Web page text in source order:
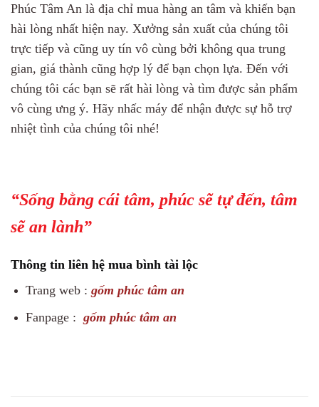
Phúc Tâm An là địa chỉ mua hàng an tâm và khiến bạn
hài lòng nhất hiện nay. Xưởng sản xuất của chúng tôi
trực tiếp và cũng uy tín vô cùng bởi không qua trung
gian, giá thành cũng hợp lý để bạn chọn lựa. Đến với
chúng tôi các bạn sẽ rất hài lòng và tìm được sản phẩm
vô cùng ưng ý. Hãy nhấc máy để nhận được sự hỗ trợ
nhiệt tình của chúng tôi nhé!
“Sống bằng cái tâm, phúc sẽ tự đến, tâm
sẽ an lành”
Thông tin liên hệ mua bình tài lộc
Trang web : gốm phúc tâm an
Fanpage : gốm phúc tâm an